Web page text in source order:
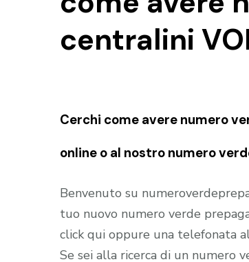
centralini
Cerchi come avere numero
online o al nostro numero
Benvenuto su
tuo nuovo numero verde
click qui oppure una telefonata
Se sei alla ricerca di un numero